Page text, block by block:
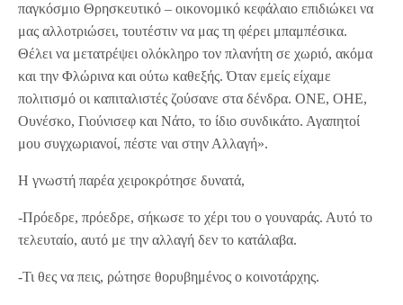
παγκόσμιο Θρησκευτικό – οικονομικό κεφάλαιο επιδιώκει να
μας αλλοτριώσει, τουτέστιν να μας τη φέρει μπαμπέσικα.
Θέλει να μετατρέψει ολόκληρο τον πλανήτη σε χωριό, ακόμα
και την Φλώρινα και ούτω καθεξής. Όταν εμείς είχαμε
πολιτισμό οι καπιταλιστές ζούσανε στα δένδρα. ΟΝΕ, ΟΗΕ,
Ουνέσκο, Γιούνισεφ και Νάτο, το ίδιο συνδικάτο. Αγαπητοί
μου συγχωριανοί, πέστε ναι στην Αλλαγή».
Η γνωστή παρέα χειροκρότησε δυνατά,
-Πρόεδρε, πρόεδρε, σήκωσε το χέρι του ο γουναράς. Αυτό το
τελευταίο, αυτό με την αλλαγή δεν το κατάλαβα.
-Τι θες να πεις, ρώτησε θορυβημένος ο κοινοτάρχης.